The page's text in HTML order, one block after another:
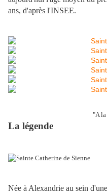
ans, d'après l'INSEE.
"A
La légende
Née à Alexandrie au sein